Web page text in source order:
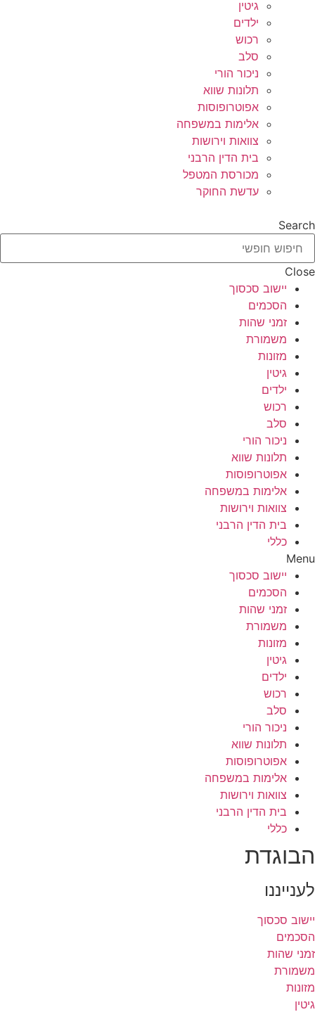
גיטין
ילדים
רכוש
סלב
ניכור הורי
תלונות שווא
אפוטרופוסות
אלימות במשפחה
צוואות וירושות
בית הדין הרבני
מכורסת המטפל
עדשת החוקר
Search
Close
יישוב סכסוך
הסכמים
זמני שהות
משמורת
מזונות
גיטין
ילדים
רכוש
סלב
ניכור הורי
תלונות שווא
אפוטרופוסות
אלימות במשפחה
צוואות וירושות
בית הדין הרבני
כללי
Menu
יישוב סכסוך
הסכמים
זמני שהות
משמורת
מזונות
גיטין
ילדים
רכוש
סלב
ניכור הורי
תלונות שווא
אפוטרופוסות
אלימות במשפחה
צוואות וירושות
בית הדין הרבני
כללי
הבוגדת
לענייננו
יישוב סכסוך
הסכמים
זמני שהות
משמורת
מזונות
גיטין